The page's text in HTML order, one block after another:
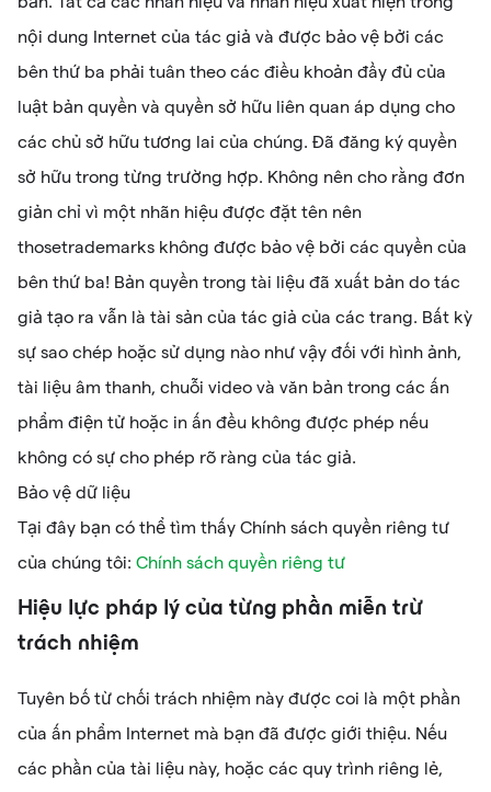
nội dung Internet của tác giả và được bảo vệ bởi các
bên thứ ba phải tuân theo các điều khoản đầy đủ của
luật bản quyền và quyền sở hữu liên quan áp dụng cho
các chủ sở hữu tương lai của chúng. Đã đăng ký quyền
sở hữu trong từng trường hợp. Không nên cho rằng đơn
giản chỉ vì một nhãn hiệu được đặt tên nên
thosetrademarks không được bảo vệ bởi các quyền của
bên thứ ba! Bản quyền trong tài liệu đã xuất bản do tác
giả tạo ra vẫn là tài sản của tác giả của các trang. Bất kỳ
sự sao chép hoặc sử dụng nào như vậy đối với hình ảnh,
tài liệu âm thanh, chuỗi video và văn bản trong các ấn
phẩm điện tử hoặc in ấn đều không được phép nếu
không có sự cho phép rõ ràng của tác giả.
Bảo vệ dữ liệu
Tại đây bạn có thể tìm thấy Chính sách quyền riêng tư
của chúng tôi: Chính sách quyền riêng tư
Hiệu lực pháp lý của từng phần miễn trừ
trách nhiệm
Tuyên bố từ chối trách nhiệm này được coi là một phần
của ấn phẩm Internet mà bạn đã được giới thiệu. Nếu
các phần của tài liệu này, hoặc các quy trình riêng lẻ,